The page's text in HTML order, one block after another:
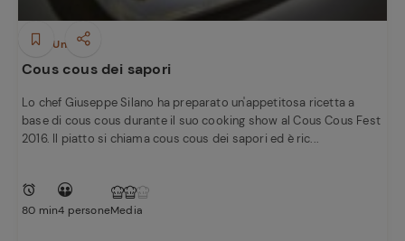
Piatti Unici
Cous cous dei sapori
Lo chef Giuseppe Silano ha preparato un'appetitosa ricetta a
base di cous cous durante il suo cooking show al Cous Cous Fest
2016. Il piatto si chiama cous cous dei sapori ed è ric...
80 min4 personeMedia